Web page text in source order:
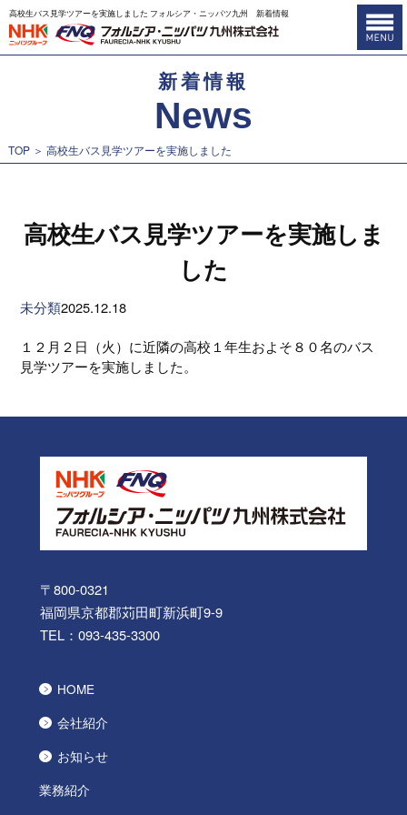
高校生バス見学ツアーを実施しました フォルシア・ニッパツ九州 新着情報
新着情報
News
TOP＞ 高校生バス見学ツアーを実施しました
高校生バス見学ツアーを実施しま
した
未分類2025.12.18
１２月２日（火）に近隣の高校１年生およそ８０名のバス
見学ツアーを実施しました。
〒800-0321
福岡県京都郡苅田町新浜町9-9
TEL：093-435-3300
HOME
会社紹介
お知らせ
業務紹介